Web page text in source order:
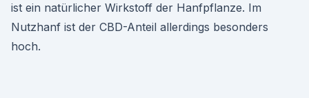
ist ein natürlicher Wirkstoff der Hanfpflanze. Im
Nutzhanf ist der CBD-Anteil allerdings besonders
hoch.